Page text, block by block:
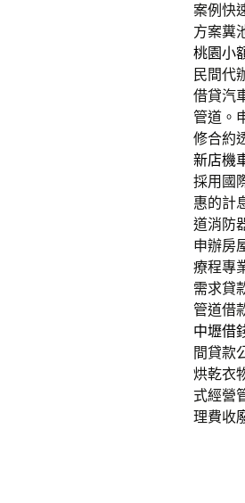
案例快
方案糞
桃園小
民間代
借貸汽
管道。
修合約
新店機
採用國
惠的計
道消防
申辦房
療程專
需求貸
管道借
中壢借
間貸款
烘乾衣
式經營
理費收